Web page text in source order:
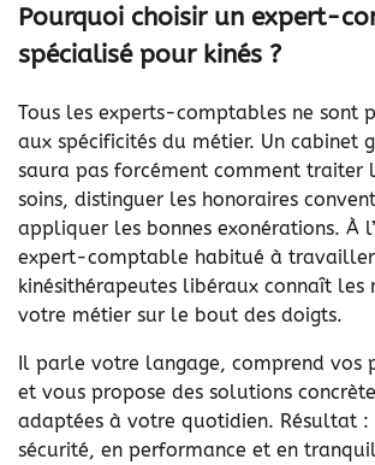
Pourquoi choisir un expert-
spécialisé pour kinés ?
Tous les experts-comptables ne sont
aux spécificités du métier. Un cabinet
saura pas forcément comment traiter
soins, distinguer les honoraires
appliquer les bonnes exonérations. À
expert-comptable habitué à travailler
kinésithérapeutes libéraux connaît les
votre métier sur le bout des doigts.
Il parle votre langage, comprend vos
et vous propose des solutions
adaptées à votre quotidien. Résultat :
sécurité, en performance et en